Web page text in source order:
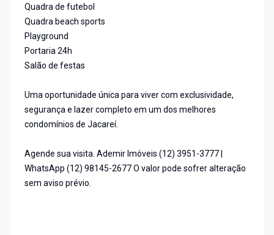
Quadra de futebol
Quadra beach sports
Playground
Portaria 24h
Salão de festas
Uma oportunidade única para viver com exclusividade,
segurança e lazer completo em um dos melhores
condomínios de Jacareí.
Agende sua visita. Ademir Imóveis (12) 3951-3777 |
WhatsApp (12) 98145-2677 O valor pode sofrer alteração
sem aviso prévio.